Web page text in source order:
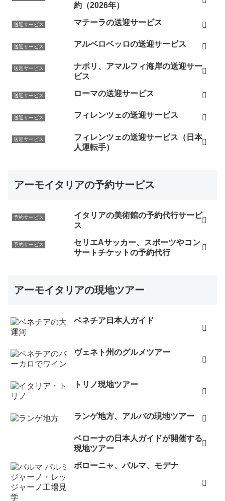
約（2026年）
送迎サービス マテーラの送迎サービス
送迎サービス アルベロベッロの送迎サービス
送迎サービス
ナポリ、アマルフィ海岸の送迎サー
ビス
送迎サービス ローマの送迎サービス
送迎サービス フィレンツェの送迎サービス
送迎サービス
フィレンツェの送迎サービス（日本
人運転手）
アーモイタリアの予約サービス
予約サービス
イタリアの美術館の予約代行サービ
ス
予約サービス
セリエAサッカー、スポーツやコン
サートチケットの予約代行
アーモイタリアの現地ツアー
ベネチア日本人ガイド
ヴェネト州のグルメツアー
トリノ現地ツアー
ランゲ地方、アルバの現地ツアー
ベローナの日本人ガイドが開催する
現地ツアー
ボローニャ、パルマ、モデナ